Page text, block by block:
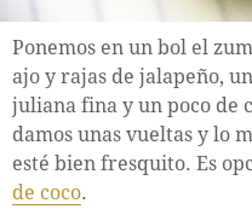
Ponemos en un bol el
ajo y rajas de jalapeño,
juliana fina y un poco de
damos unas vueltas y lo
esté bien fresquito. Es
de coco.